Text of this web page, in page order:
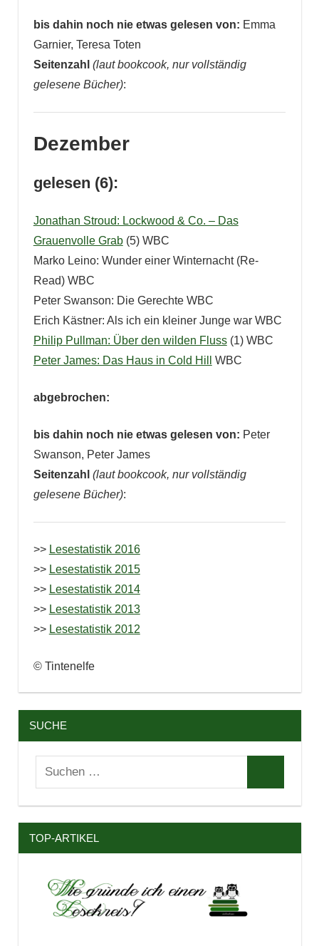
bis dahin noch nie etwas gelesen von: Emma
Garnier, Teresa Toten
Seitenzahl (laut bookcook, nur vollständig
gelesene Bücher):
Dezember
gelesen (6):
Jonathan Stroud: Lockwood & Co. – Das
Grauenvolle Grab(5) WBC
Marko Leino: Wunder einer Winternacht (Re-
Read) WBC
Peter Swanson: Die Gerechte WBC
Erich Kästner: Als ich ein kleiner Junge war WBC
Philip Pullman: Über den wilden Fluss(1) WBC
Peter James: Das Haus in Cold Hill
WBC
abgebrochen:
bis dahin noch nie etwas gelesen von: Peter
Swanson, Peter James
Seitenzahl (laut bookcook, nur vollständig
gelesene Bücher):
>> Lesestatistik 2016
>> Lesestatistik 2015
>> Lesestatistik 2014
>> Lesestatistik 2013
>> Lesestatistik 2012
© Tintenelfe
SUCHE
Suchen
TOP-ARTIKEL